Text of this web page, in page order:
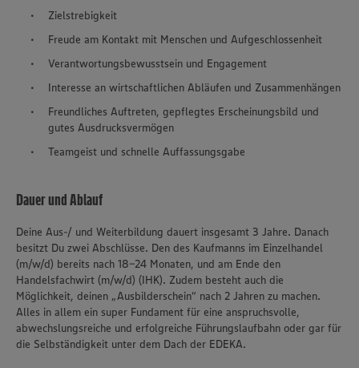
Zielstrebigkeit
Freude am Kontakt mit Menschen und Aufgeschlossenheit
Verantwortungsbewusstsein und Engagement
Interesse an wirtschaftlichen Abläufen und Zusammenhängen
Freundliches Auftreten, gepflegtes Erscheinungsbild und
gutes Ausdrucksvermögen
Teamgeist und schnelle Auffassungsgabe
Dauer und Ablauf
Deine Aus-/ und Weiterbildung dauert insgesamt 3 Jahre. Danach
besitzt Du zwei Abschlüsse. Den des Kaufmanns im Einzelhandel
(m/w/d) bereits nach 18-24 Monaten, und am Ende den
Handelsfachwirt (m/w/d) (IHK). Zudem besteht auch die
Möglichkeit, deinen „Ausbilderschein“ nach 2 Jahren zu machen.
Alles in allem ein super Fundament für eine anspruchsvolle,
abwechslungsreiche und erfolgreiche Führungslaufbahn oder gar für
die Selbständigkeit unter dem Dach der EDEKA.